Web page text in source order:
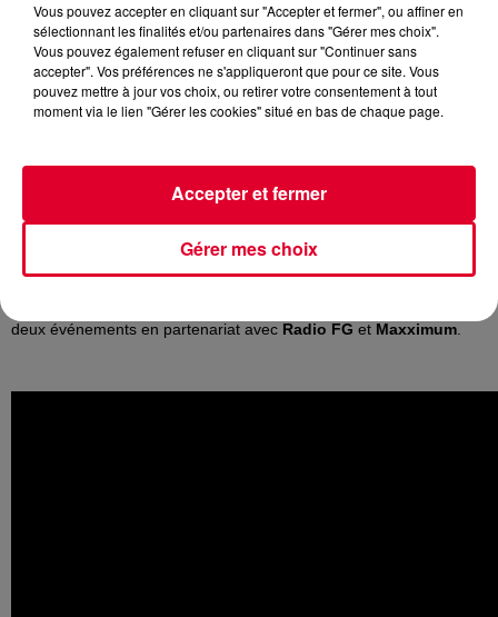
Crédit :
Le DJ producteur marseillaisNTO sera ce soir l'invité d’
, maitre de la melodic techno, sort son single «
». Cet été, il se produira notamment au Festival Electro Summer
deux événements en partenariat avec Radio FG et Maxximum.
Vous pouvez accepter en cliquant sur "Accepter et fermer", ou affiner en
sélectionnant les finalités et/ou partenaires dans "Gérer mes choix".
Vous pouvez également refuser en cliquant sur "Continuer sans
accepter". Vos préférences ne s'appliqueront que pour ce site. Vous
pouvez mettre à jour vos choix, ou retirer votre consentement à tout
moment via le lien "Gérer les cookies" situé en bas de chaque page.
Gérer mes choix
Accepter et fermer